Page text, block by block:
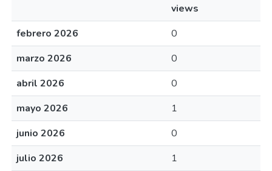
views
febrero 2026
0
marzo 2026
0
abril 2026
0
mayo 2026
1
junio 2026
0
julio 2026
1